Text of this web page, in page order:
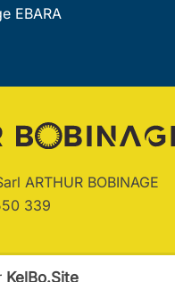
EBARA
ARTHUR BOBINAGE
339
KelBo.Site